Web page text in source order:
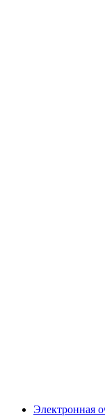
Электронная